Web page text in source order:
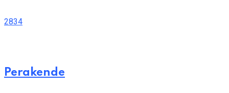
2834
Perakende